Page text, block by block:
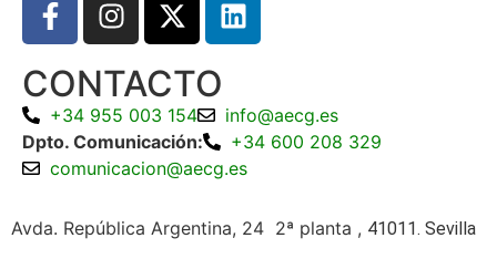
CONTACTO
+34 955 003 154
info@aecg.es
Dpto. Comunicación:
+34 600 208 329
comunicacion@aecg.es
Avda. República Argentina, 24 2ª planta , 41011. Sevilla